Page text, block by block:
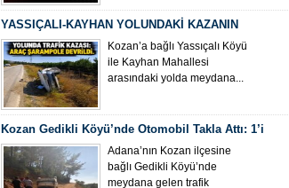
YASSIÇALI-KAYHAN YOLUNDAKİ KAZANIN
KAMERA GÖRÜNTÜLERİ ORTAYA ÇIKTI
Kozan’a bağlı Yassıçalı Köyü
ile Kayhan Mahallesi
arasındaki yolda meydana...
Kozan Gedikli Köyü’nde Otomobil Takla Attı: 1’i
Bebek 6 Kişi YaralandıAdana’nın Kozan ilçesine
bağlı Gedikli Köyü’nde
meydana gelen trafik